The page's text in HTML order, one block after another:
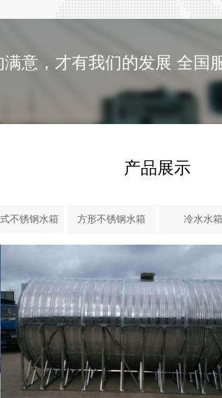
满意，才有我们的发展 全国
产品展示
不锈钢水箱 方形不锈钢水箱 冷水水箱
保温水箱 球形水箱